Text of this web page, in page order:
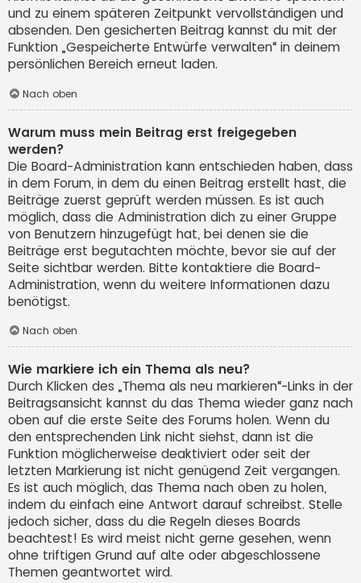
und zu einem späteren Zeitpunkt vervollständigen und
absenden. Den gesicherten Beitrag kannst du mit der
Funktion „Gespeicherte Entwürfe verwalten“ in deinem
persönlichen Bereich erneut laden.
Nach oben
Warum muss mein Beitrag erst freigegeben
werden?
Die Board-Administration kann entschieden haben, dass
in dem Forum, in dem du einen Beitrag erstellt hast, die
Beiträge zuerst geprüft werden müssen. Es ist auch
möglich, dass die Administration dich zu einer Gruppe
von Benutzern hinzugefügt hat, bei denen sie die
Beiträge erst begutachten möchte, bevor sie auf der
Seite sichtbar werden. Bitte kontaktiere die Board-
Administration, wenn du weitere Informationen dazu
benötigst.
Nach oben
Wie markiere ich ein Thema als neu?
Durch Klicken des „Thema als neu markieren“-Links in der
Beitragsansicht kannst du das Thema wieder ganz nach
oben auf die erste Seite des Forums holen. Wenn du
den entsprechenden Link nicht siehst, dann ist die
Funktion möglicherweise deaktiviert oder seit der
letzten Markierung ist nicht genügend Zeit vergangen.
Es ist auch möglich, das Thema nach oben zu holen,
indem du einfach eine Antwort darauf schreibst. Stelle
jedoch sicher, dass du die Regeln dieses Boards
beachtest! Es wird meist nicht gerne gesehen, wenn
ohne triftigen Grund auf alte oder abgeschlossene
Themen geantwortet wird.